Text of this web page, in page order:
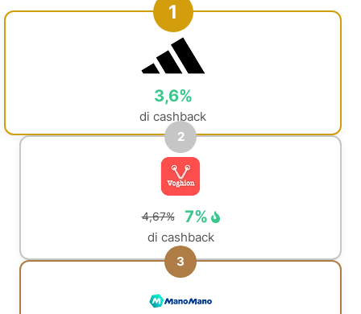
1
3,6%
di cashback
2
4,67% 7%
di cashback
3